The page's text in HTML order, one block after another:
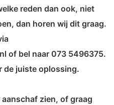
reden dan ook, niet
dan horen wij dit graag.
of bel naar 073 5496375.
de juiste oplossing.
zien, of graag